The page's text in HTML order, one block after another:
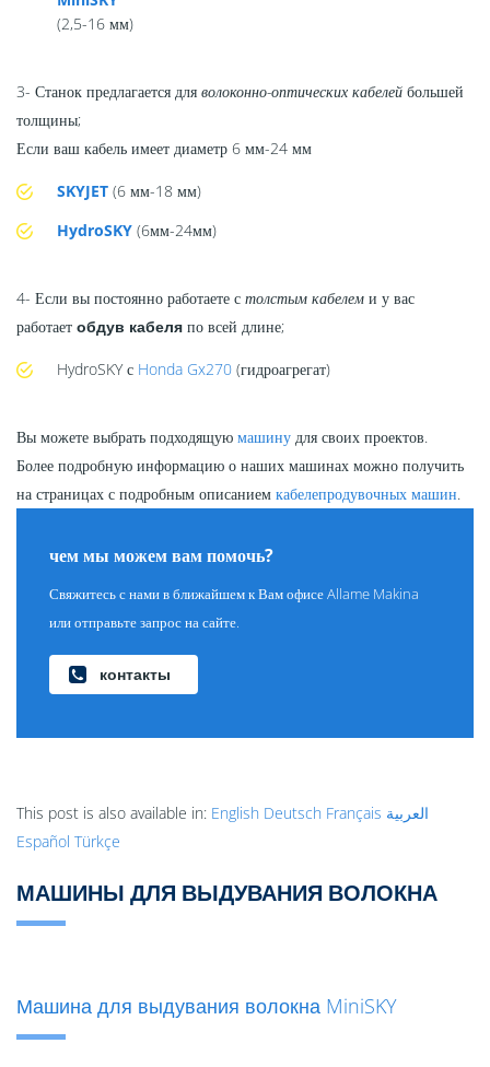
(2,5-16 мм)
3- Станок предлагается для волоконно-оптических кабелей большей
толщины;
Если ваш кабель имеет диаметр 6 мм-24 мм
SKYJET (6 мм-18 мм)
HydroSKY (6мм-24мм)
4- Если вы постоянно работаете с толстым кабелем и у вас
работает обдув кабеля по всей длине;
HydroSKY с Honda Gx270 (гидроагрегат)
Вы можете выбрать подходящую машину для своих проектов.
Более подробную информацию о наших машинах можно получить
на страницах с подробным описанием кабелепродувочных машин.
чем мы можем вам помочь?
Свяжитесь с нами в ближайшем к Вам офисе Allame Makina
или отправьте запрос на сайте.
контакты
This post is also available in: English Deutsch Français العربية
Español Türkçe
МАШИНЫ ДЛЯ ВЫДУВАНИЯ ВОЛОКНА
Машина для выдувания волокна MiniSKY